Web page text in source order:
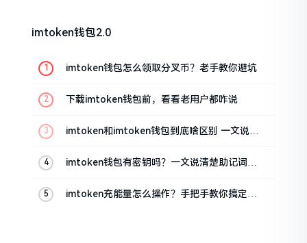
imtoken钱包2.0
imtoken钱包怎么领取分叉币？老手教你避坑
下载imtoken钱包前，看看老用户都咋说
imtoken和imtoken钱包到底啥区别 一文说清
imtoken钱包有密钥吗？一文说清楚助记词和
imtoken充能量怎么操作？手把手教你搞定